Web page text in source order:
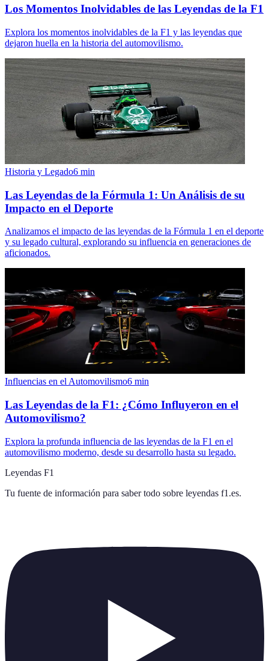
Los Momentos Inolvidables de las Leyendas de la F1
Explora los momentos inolvidables de la F1 y las leyendas que
dejaron huella en la historia del automovilismo.
Historia y Legado6 min
Las Leyendas de la Fórmula 1: Un Análisis de su
Impacto en el Deporte
Analizamos el impacto de las leyendas de la Fórmula 1 en el deporte
y su legado cultural, explorando su influencia en generaciones de
aficionados.
Influencias en el Automovilismo6 min
Las Leyendas de la F1: ¿Cómo Influyeron en el
Automovilismo?
Explora la profunda influencia de las leyendas de la F1 en el
automovilismo moderno, desde su desarrollo hasta su legado.
Leyendas F1
Tu fuente de información para saber todo sobre leyendas f1.es.